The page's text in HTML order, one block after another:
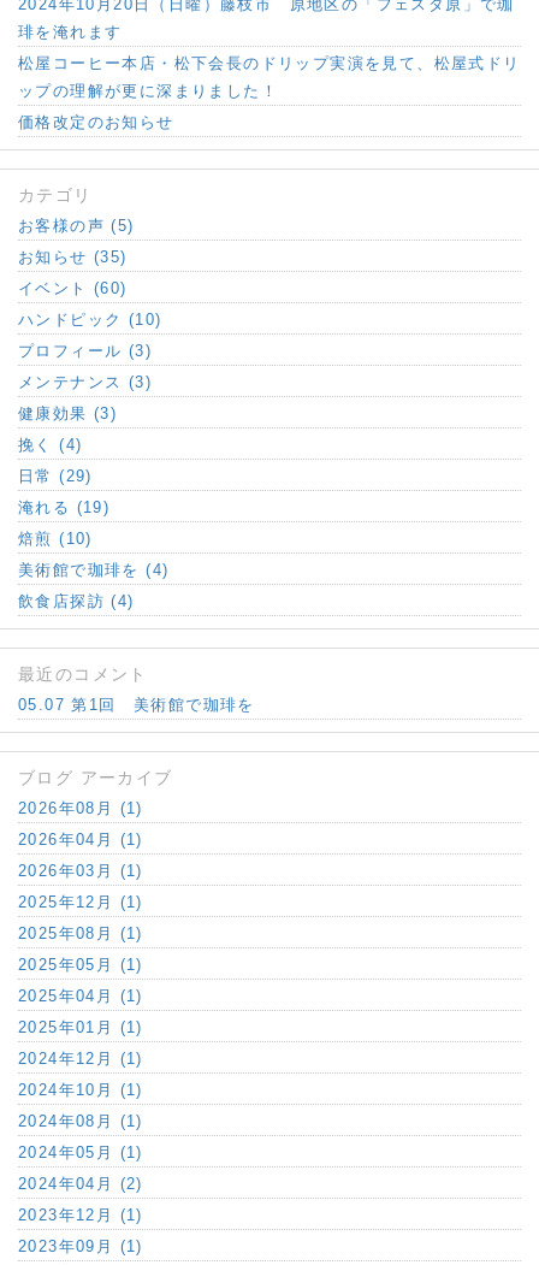
2024年10月20日（日曜）藤枝市 原地区の「フェスタ原」で珈
琲を淹れます
松屋コーヒー本店・松下会長のドリップ実演を見て、松屋式ドリ
ップの理解が更に深まりました！
価格改定のお知らせ
カテゴリ
お客様の声 (5)
お知らせ (35)
イベント (60)
ハンドピック (10)
プロフィール (3)
メンテナンス (3)
健康効果 (3)
挽く (4)
日常 (29)
淹れる (19)
焙煎 (10)
美術館で珈琲を (4)
飲食店探訪 (4)
最近のコメント
05.07 第1回 美術館で珈琲を
ブログ アーカイブ
2026年08月 (1)
2026年04月 (1)
2026年03月 (1)
2025年12月 (1)
2025年08月 (1)
2025年05月 (1)
2025年04月 (1)
2025年01月 (1)
2024年12月 (1)
2024年10月 (1)
2024年08月 (1)
2024年05月 (1)
2024年04月 (2)
2023年12月 (1)
2023年09月 (1)